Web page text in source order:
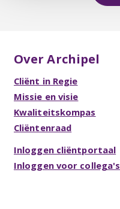
Over Archipel
Cliënt in Regie
Missie en visie
Kwaliteitskompas
Cliëntenraad
Inloggen cliëntportaal
Inloggen voor collega's